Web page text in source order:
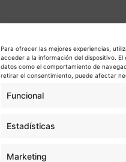
Para ofrecer las mejores experiencias,
acceder a la información del dispositivo.
datos como el comportamiento de
retirar el consentimiento, puede afectar
Funcional
Estadísticas
Marketing